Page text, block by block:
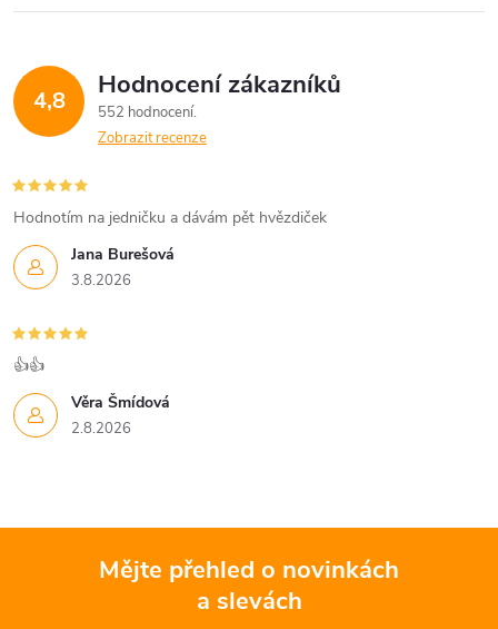
4,8 Hodnocení zákazníků
552 hodnocení
Zobrazit recenze
Jana Burešová
3.8.2026
Hodnotím na jedničku a dávám pět hvězdiček
Věra Šmídová
2.8.2026
👍👍
Mějte přehled o novinkách
a slevách